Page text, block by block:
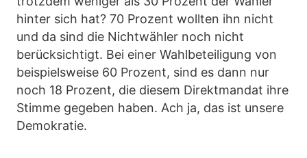
hinter sich hat? 70 Prozent wollten ihn nicht
und da sind die Nichtwähler noch nicht
berücksichtigt. Bei einer Wahlbeteiligung von
beispielsweise 60 Prozent, sind es dann nur
noch 18 Prozent, die diesem Direktmandat ihre
Stimme gegeben haben. Ach ja, das ist unsere
Demokratie.